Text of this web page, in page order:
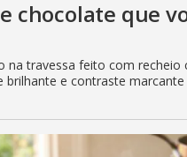
chocolate que
na travessa feito com recheio
brilhante e contraste